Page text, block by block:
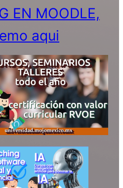
EN MOODLE,
aqui